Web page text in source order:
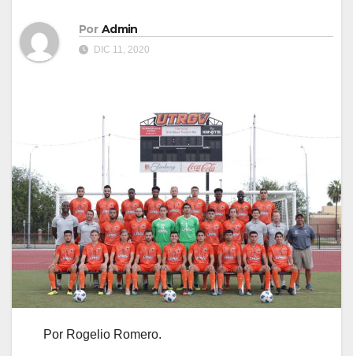
Por Admin
DIC 11, 2020
Por Rogelio Romero.